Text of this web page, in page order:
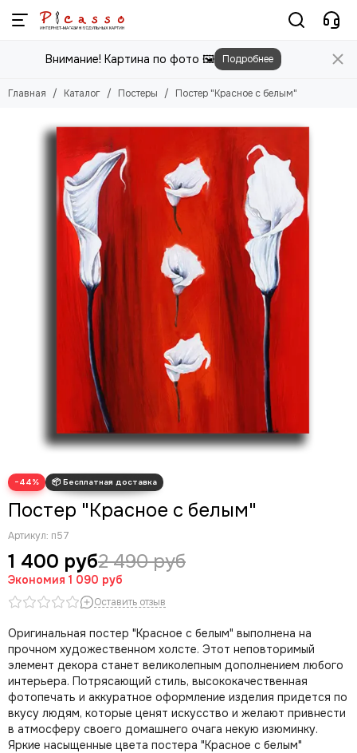
Постеры
Смотреть все товары
Города
Абстракция
Для мужчин
Фильмы, Мультфильмы
Современные картины
Скрудж Макдак
Трендовые арты
Денежные арты
Мотивационные арты
Волк с Уолл Стрит
Внимание! Картина по фото 🖼️ Подробнее
Главная Каталог Постеры Постер "Красное с белым"
−44%
Постер "Красное с белым"
Артикул: п57
1 400 руб2 490 руб
Экономия 1 090 руб
Оставить отзыв
Оригинальная постер "Красное с белым" выполнена на
прочном художественном холсте. Этот неповторимый
элемент декора станет великолепным дополнением любого
интерьера. Потрясающий стиль, высококачественная
фотопечать и аккуратное оформление изделия придется по
вкусу людям, которые ценят искусство и желают привнести
в атмосферу своего домашнего очага некую изюминку.
Яркие насыщенные цвета постера "Красное с белым"